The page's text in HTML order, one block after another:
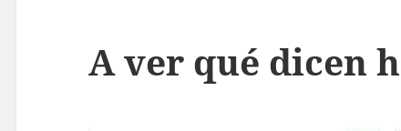
A ver qué dicen